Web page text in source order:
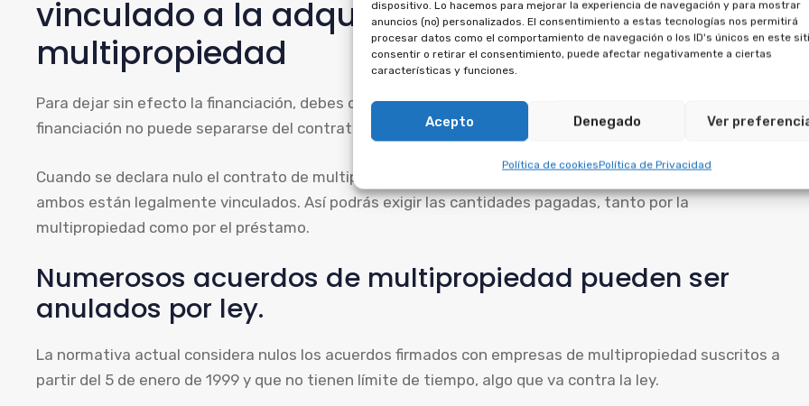
dispositivo. Lo hacemos para mejorar la experiencia de navegación y para mostrar
anuncios (no) personalizados. El consentimiento a estas tecnologías nos permitirá
procesar datos como el comportamiento de navegación o los ID's únicos en este
consentir o retirar el consentimiento, puede afectar negativamente a ciertas
características y funciones.
Acepto Denegado Ver
Política de cookiesPolítica de Privacidad
vinculado a la adquisición de una
multipropiedad
Para dejar sin efecto la financiación, debes cancelar el contrato de multipropiedad con anterioridad. La
financiación no puede separarse del contrato principal, por lo que no puede anularse por separado.
Cuando se declara nulo el contrato de multipropiedad, se puede solicitar la anulación del crédito, ya que
ambos están legalmente vinculados. Así podrás exigir las cantidades pagadas, tanto por la
multipropiedad como por el préstamo.
Numerosos acuerdos de multipropiedad pueden ser
anulados por ley.
La normativa actual considera nulos los acuerdos firmados con empresas de multipropiedad suscritos a
partir del 5 de enero de 1999 y que no tienen límite de tiempo, algo que va contra la ley.